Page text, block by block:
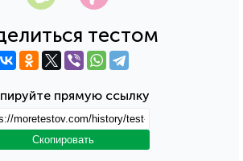
тестом
прямую ссылку
Скопировать